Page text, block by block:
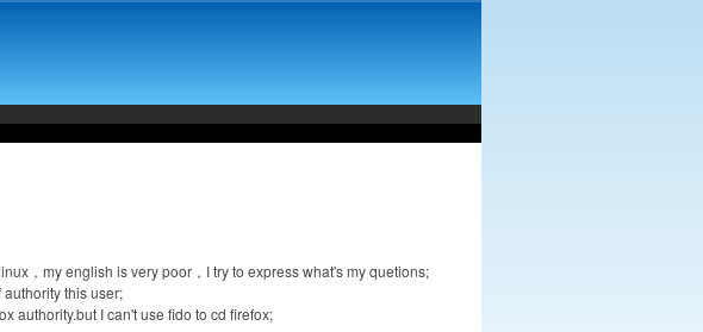
，my english is very poor，I try to express what's my quetions;
this user;
authority.but I can't use fido to cd firefox;